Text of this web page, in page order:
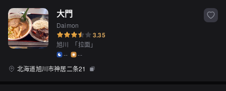
大門
Daimon
3.35
旭川 「拉面」
--
--
北海道旭川市神居二条21